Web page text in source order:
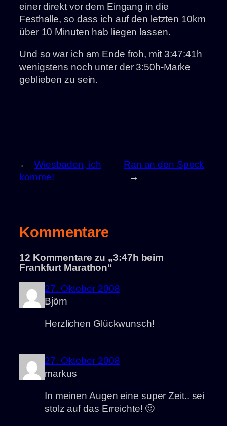
einer direkt vor dem Eingang in die
Festhalle, so dass ich auf den letzten 10km
über 10 Minuten hab liegen lassen.
Und so war ich am Ende froh, mit 3:47:41h
wenigstens noch unter der 3:50h-Marke
geblieben zu sein.
←
Wiesbaden, ich
komme!
Ran an den Speck
→
Kommentare
12 Kommentare zu „3:47h beim
Frankfurt Marathon“
27. Oktober 2008
Björn
Herzlichen Glückwunsch!
27. Oktober 2008
markus
In meinen Augen eine super Zeit.. sei
stolz auf das Erreichte! 🙂